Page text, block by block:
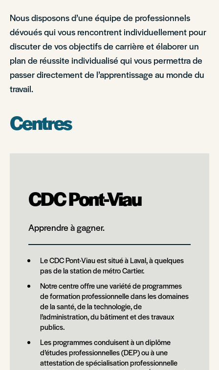
Nous disposons d’une équipe de professionnels
dévoués qui vous rencontrent individuellement pour
discuter de vos objectifs de carrière et élaborer un
plan de réussite individualisé qui vous permettra de
passer directement de l’apprentissage au monde du
travail.
Centres
CDC Pont-Viau
Apprendre à gagner.
Le CDC Pont-Viau est situé à Laval, à quelques
pas de la station de métro Cartier.
Notre centre offre une variété de programmes
de formation professionnelle dans les domaines
de la santé, de la technologie, de
l’administration, du bâtiment et des travaux
publics.
Les programmes conduisent à un diplôme
d’études professionnelles (DEP) ou à une
attestation de spécialisation professionnelle